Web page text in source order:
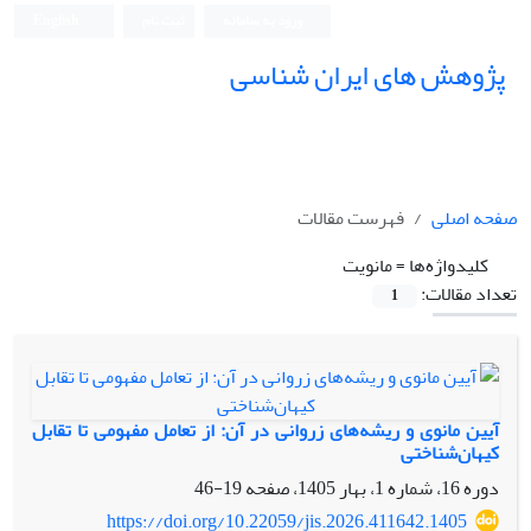
پژوهش های ایران شناسی
صفحه اصلی
فهرست مقالات
کلیدواژه‌ها =مانویت
تعداد مقالات:
1
آیین مانوی و ریشه‌های زروانی در آن: از تعامل مفهومی تا تقابل
کیهان‌شناختی
دوره 16، شماره 1، بهار 1405، صفحه
19-46
https://doi.org/10.22059/jis.2026.411642.1405